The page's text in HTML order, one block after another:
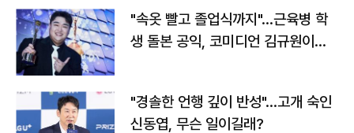
"속옷 빨고 졸업식까지"…근육병 학
생 돌본 공익, 코미디언 김규원이었
"경솔한 언행 깊이 반성"…고개 숙인
신동엽, 무슨 일이길래?